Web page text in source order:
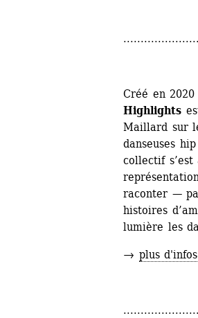
Créé en
Highlights
Maillard sur
danseuses
collectif
raconter —
histoires
lumière les
→ plus d'infos